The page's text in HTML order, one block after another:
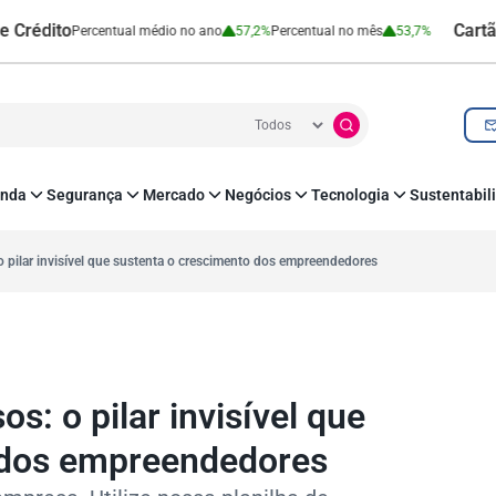
Percentual médio no ano 57,2%Percentual no mês 53,7% Cartão de
Segurança
de Dados
Mercado
Open Finance
Negócios
RH
Tecnologia
pilar invisível que sustenta o crescimento dos empreendedores
o pilar invisível que
empreendedores